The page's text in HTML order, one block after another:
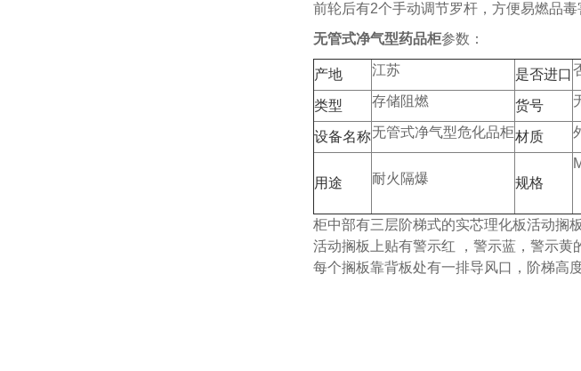
前轮后有2个手动调节罗杆，方便易燃品毒
无管式净气型药品柜参数：
产地 江苏 是否进口
类型 存储阻燃 货号
设备名称无管式净气型危化品柜材质
用途 耐火隔爆 规格
柜中部有三层阶梯式的实芯理化板活动搁
活动搁板上贴有警示红 ，警示蓝，警示黄
每个搁板靠背板处有一排导风口，阶梯高